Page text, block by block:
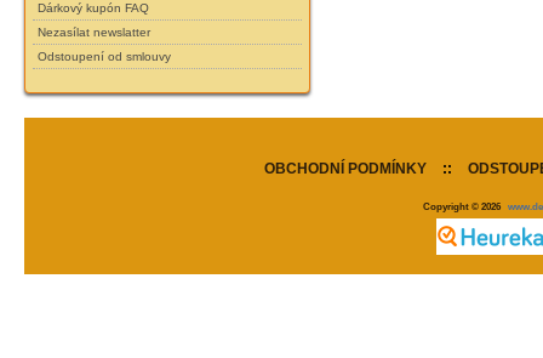
Dárkový kupón FAQ
Nezasílat newslatter
Odstoupení od smlouvy
OBCHODNÍ PODMÍNKY ::
Copyright © 2026